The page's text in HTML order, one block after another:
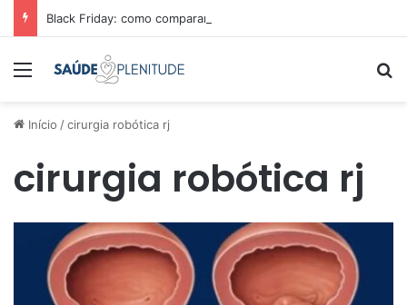
Black Friday: como comparar preços e economizar
Menu
Início /cirurgia robótica rj
cirurgia robótica rj